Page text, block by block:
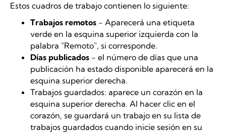
Estos cuadros de trabajo contienen lo siguiente:
Trabajos remotos - Aparecerá una etiqueta
verde en la esquina superior izquierda con la
palabra "Remoto", si corresponde.
Días publicados - el número de días que una
publicación ha estado disponible aparecerá en la
esquina superior derecha.
Trabajos guardados: aparece un corazón en la
esquina superior derecha. Al hacer clic en el
corazón, se guardará un trabajo en su lista de
trabajos guardados cuando inicie sesión en su